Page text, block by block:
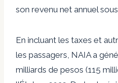
son revenu net annuel
En incluant les taxes et
les passagers, NAIA a
milliards de pesos (115